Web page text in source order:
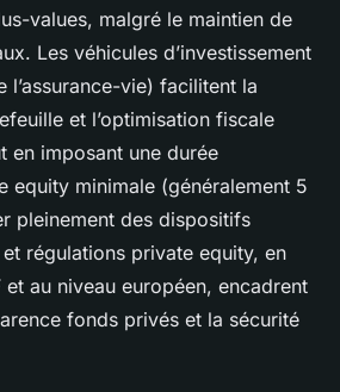
values, malgré le maintien de
Les véhicules d’investissement
l’assurance-vie) facilitent la
et l’optimisation fiscale
en imposant une durée
equity minimale (généralement 5
pleinement des dispositifs
régulations private equity, en
et au niveau européen, encadrent
fonds privés et la sécurité